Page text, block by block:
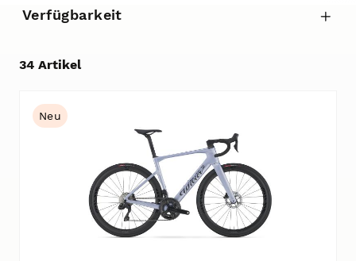
Gravel-Bikes
Cervelo
Verfügbarkeit
34 Artikel
Neu